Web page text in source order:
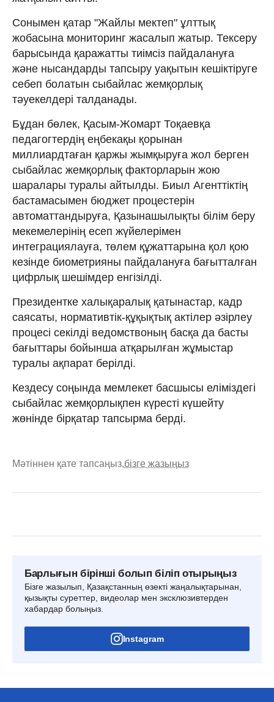
Сонымен қатар "Жайлы мектеп" ұлттық
жобасына мониторинг жасалып жатыр. Тексеру
барысында қаражатты тиімсіз пайдалануға
және нысандарды тапсыру уақытын кешіктіруге
себеп болатын сыбайлас жемқорлық
тәуекелдері талданады.
Бұдан бөлек, Қасым-Жомарт Тоқаевқа
педагогтердің еңбекақы қорынан
миллиардтаған қаржы жымқыруға жол берген
сыбайлас жемқорлық факторларын жою
шаралары туралы айтылды. Биыл Агенттіктің
бастамасымен бюджет процестерін
автоматтандыруға, Қазынашылықты білім беру
мекемелерінің есеп жүйелерімен
интеграциялауға, төлем құжаттарына қол қою
кезінде биометрияны пайдалануға бағытталған
цифрлық шешімдер енгізілді.
Президентке халықаралық қатынастар, кадр
саясаты, нормативтік-құқықтық актілер әзірлеу
процесі секілді ведомствоның басқа да басты
бағыттары бойынша атқарылған жұмыстар
туралы ақпарат берілді.
Кездесу соңында мемлекет басшысы еліміздегі
сыбайлас жемқорлықпен күресті күшейту
жөнінде бірқатар тапсырма берді.
Мәтіннен қате тапсаңыз,бізге жазыңыз
Барлығын бірінші болып біліп отырыңыз
Бізге жазылып, Қазақстанның өзекті жаңалықтарынан,
қызықты суреттер, видеолар мен эксклюзивтерден
хабардар болыңыз.
Instagram